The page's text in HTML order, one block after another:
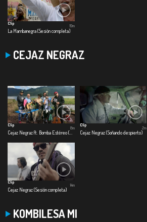
Clip
La Mambanegra (Sesión completa)
19m
CEJAZ NEGRAZ
Clip
Cejaz Negraz ft. Bomba Estéreo (El Preso)
8m
Clip
Cejaz Negraz (Soñando despierto)
2m
Clip
Cejaz Negraz (Sesión completa)
14m
KOMBILESA MI